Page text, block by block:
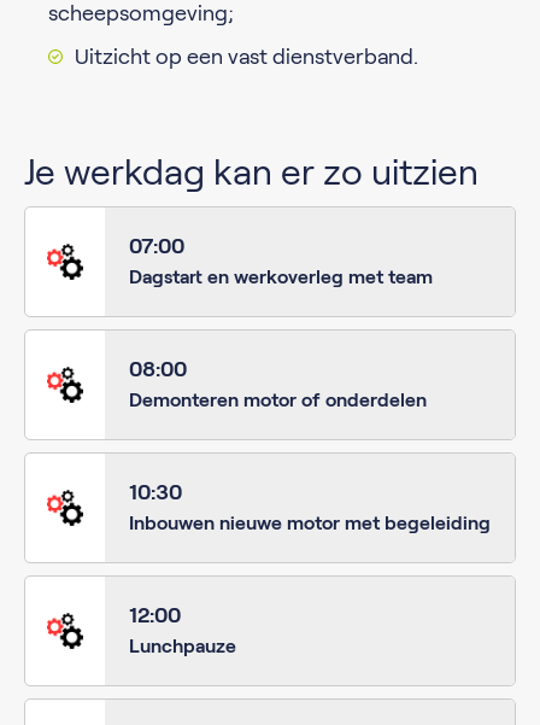
scheepsomgeving;
Uitzicht op een vast dienstverband.
Je werkdag kan er zo uitzien
07:00
Dagstart en werkoverleg met team
08:00
Demonteren motor of onderdelen
10:30
Inbouwen nieuwe motor met begeleiding
12:00
Lunchpauze